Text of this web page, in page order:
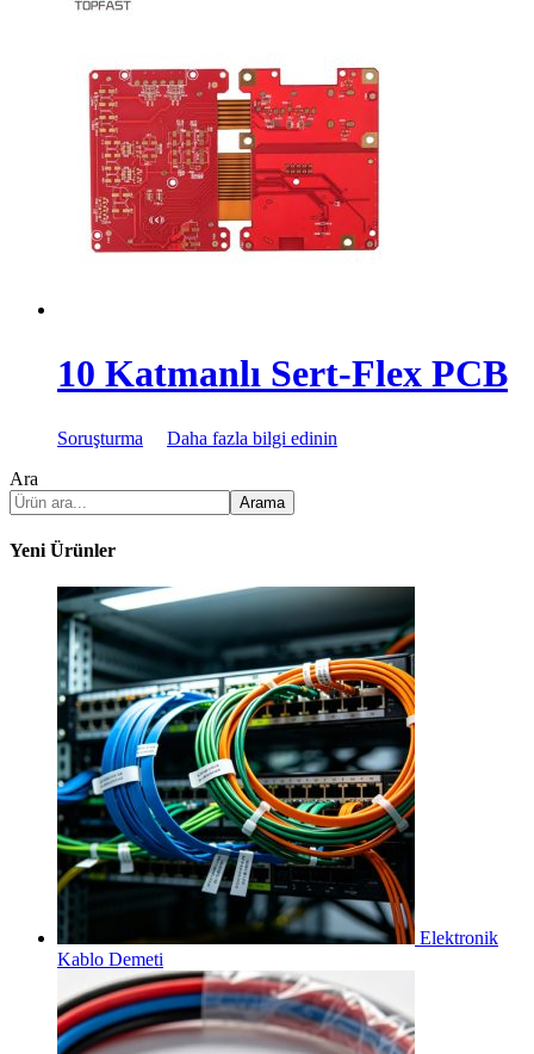
10 Katmanlı Sert-Flex PCB
Soruşturma
Daha fazla bilgi edinin
Ara
Arama
Yeni Ürünler
Elektronik
Kablo Demeti